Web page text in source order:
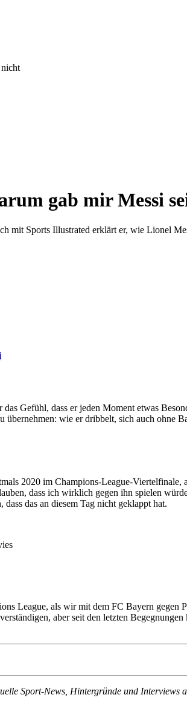
gab mir Messi
mit Sports Illustrated erklärt er, wie Lionel
Gefühl, dass er jeden Moment etwas
wie er dribbelt, sich auch ohne
2020 im Champions-League-
dass ich wirklich gegen ihn spielen
das an diesem Tag nicht geklappt hat.
League, als wir mit dem FC Bayern gegen
aber seit den letzten
Sport-News, Hintergründe und Interviews